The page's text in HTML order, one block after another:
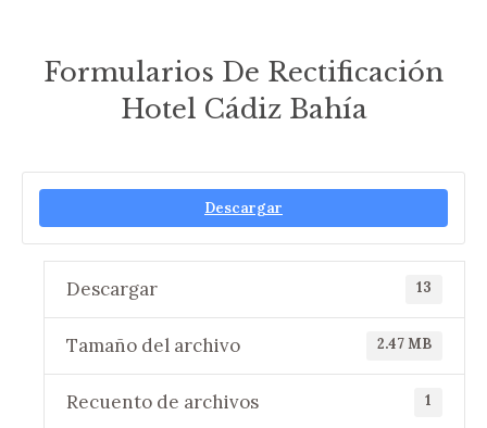
Formularios De Rectificación
Hotel Cádiz Bahía
Descargar
Descargar 13
Tamaño del archivo 2.47 MB
Recuento de archivos 1